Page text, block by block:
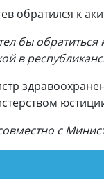
обратился к
бы
в
с